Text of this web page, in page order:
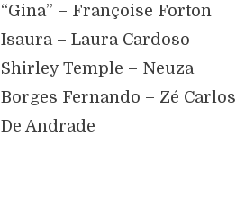
“Gina” – Françoise Forton
Isaura – Laura Cardoso
Shirley Temple – Neuza
Borges Fernando – Zé Carlos
De Andrade